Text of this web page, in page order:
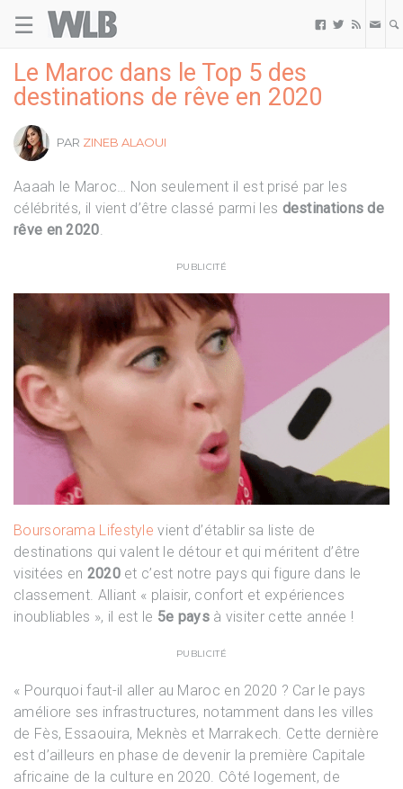
☰   
Le Maroc dans le Top 5 des
destinations de rêve en 2020
PAR ZINEB ALAOUI
Aaaah le Maroc… Non seulement il est prisé par les
célébrités, il vient d’être classé parmi les destinations de
rêve en 2020.
PUBLICITÉ
Boursorama Lifestylevient d’établir sa liste de
destinations qui valent le détour et qui méritent d’être
visitées en 2020et c’est notre pays qui figure dans le
classement. Alliant « plaisir, confort et expériences
inoubliables », il est le 5e paysà visiter cette année !
PUBLICITÉ
« Pourquoi faut-il aller au Maroc en 2020 ? Car le pays
améliore ses infrastructures, notamment dans les villes
de Fès, Essaouira, Meknès et Marrakech. Cette dernière
est d’ailleurs en phase de devenir la première Capitale
africaine de la culture en 2020. Côté logement, de